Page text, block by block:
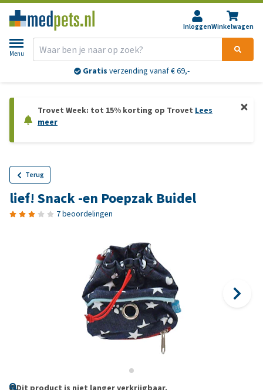
InloggenWinkelwagen
Menu
Gratis verzending vanaf € 69,-
Trovet Week: tot 15% korting op Trovet Lees
meer
Terug
lief! Snack -en Poepzak Buidel
7 beoordelingen